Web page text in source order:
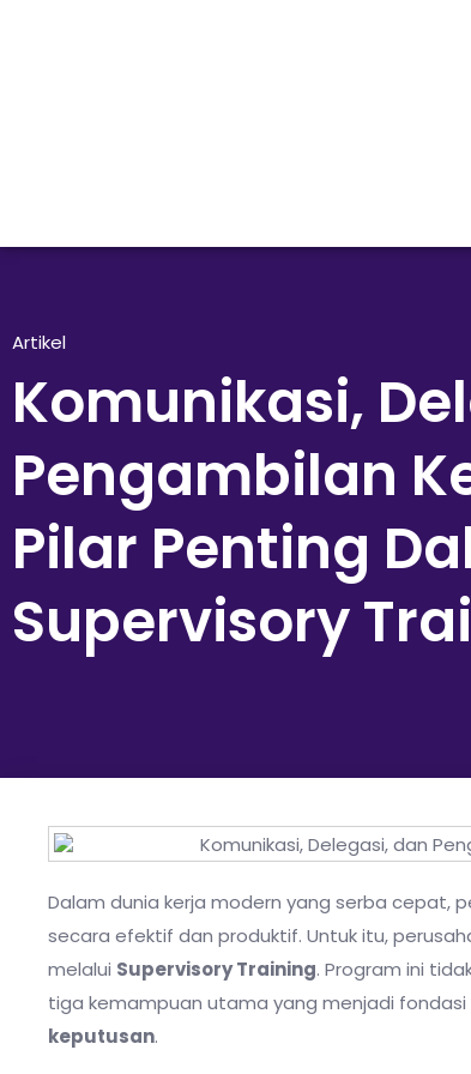
Artikel
Komunikasi,
Pengambilan
Pilar Penting
Supervisory
Dalam dunia kerja modern yang serba cepat,
secara efektif dan produktif. Untuk itu,
melalui Supervisory Training. Program ini
tiga kemampuan utama yang menjadi fondasi
keputusan.